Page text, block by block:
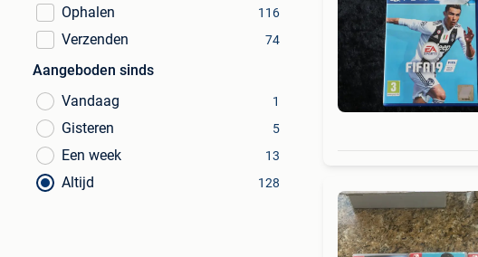
Ophalen
116
Verzenden 74
Aangeboden sinds
Vandaag
1
Gisteren 5
Een week 13
Altijd 128